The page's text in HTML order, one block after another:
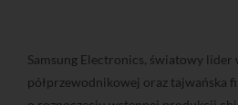
Samsung Electronics, światowy lider
półprzewodnikowej oraz tajwańska